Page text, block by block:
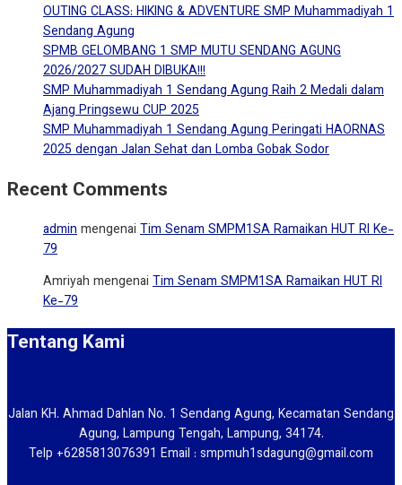
OUTING CLASS: HIKING & ADVENTURE SMP Muhammadiyah 1
Sendang Agung
SPMB GELOMBANG 1 SMP MUTU SENDANG AGUNG
2026/2027 SUDAH DIBUKA!!!
SMP Muhammadiyah 1 Sendang Agung Raih 2 Medali dalam
Ajang Pringsewu CUP 2025
SMP Muhammadiyah 1 Sendang Agung Peringati HAORNAS
2025 dengan Jalan Sehat dan Lomba Gobak Sodor
Recent Comments
adminmengenai Tim Senam SMPM1SA Ramaikan HUT RI Ke-
79
Amriyah mengenai Tim Senam SMPM1SA Ramaikan HUT RI
Ke-79
Tentang Kami
Jalan KH. Ahmad Dahlan No. 1 Sendang Agung, Kecamatan Sendang
Agung, Lampung Tengah, Lampung, 34174.
Telp +6285813076391 Email : smpmuh1sdagung@gmail.com